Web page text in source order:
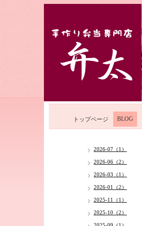
トップページ BLOG
2026-07（1）
2026-06（2）
2026-03（1）
2026-01（2）
2025-11（1）
2025-10（2）